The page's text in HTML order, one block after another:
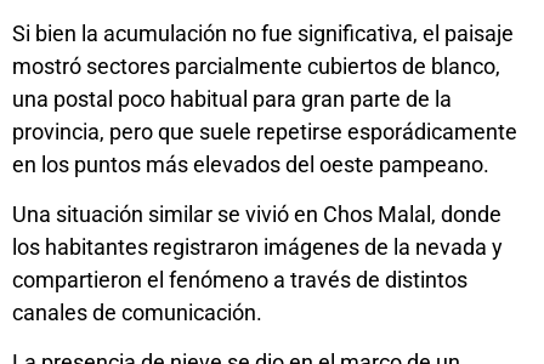
Si bien la acumulación no fue significativa, el paisaje
mostró sectores parcialmente cubiertos de blanco,
una postal poco habitual para gran parte de la
provincia, pero que suele repetirse esporádicamente
en los puntos más elevados del oeste pampeano.
Una situación similar se vivió en Chos Malal, donde
los habitantes registraron imágenes de la nevada y
compartieron el fenómeno a través de distintos
canales de comunicación.